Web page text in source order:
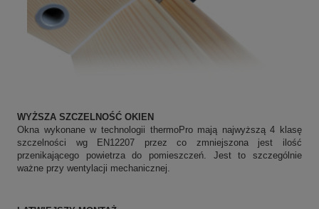
WYŻSZA SZCZELNOŚĆ OKIEN
Okna wykonane w technologii thermoPro mają najwyższą 4 klasę
szczelności wg EN12207 przez co zmniejszona jest ilość
przenikającego powietrza do pomieszczeń. Jest to szczególnie
ważne przy wentylacji mechanicznej.